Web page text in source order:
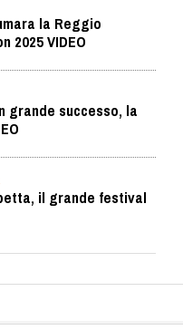
la Reggio
2025 VIDEO
grande successo, la
il grande festival